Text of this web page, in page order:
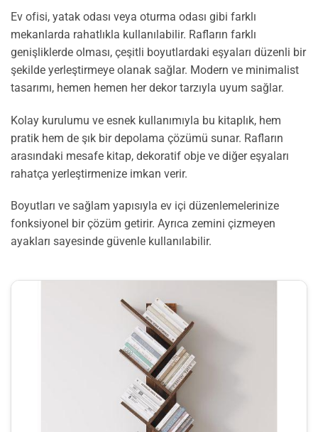
Ev ofisi, yatak odası veya oturma odası gibi farklı
mekanlarda rahatlıkla kullanılabilir. Rafların farklı
genişliklerde olması, çeşitli boyutlardaki eşyaları düzenli bir
şekilde yerleştirmeye olanak sağlar. Modern ve minimalist
tasarımı, hemen hemen her dekor tarzıyla uyum sağlar.
Kolay kurulumu ve esnek kullanımıyla bu kitaplık, hem
pratik hem de şık bir depolama çözümü sunar. Rafların
arasındaki mesafe kitap, dekoratif obje ve diğer eşyaları
rahatça yerleştirmenize imkan verir.
Boyutları ve sağlam yapısıyla ev içi düzenlemelerinize
fonksiyonel bir çözüm getirir. Ayrıca zemini çizmeyen
ayakları sayesinde güvenle kullanılabilir.